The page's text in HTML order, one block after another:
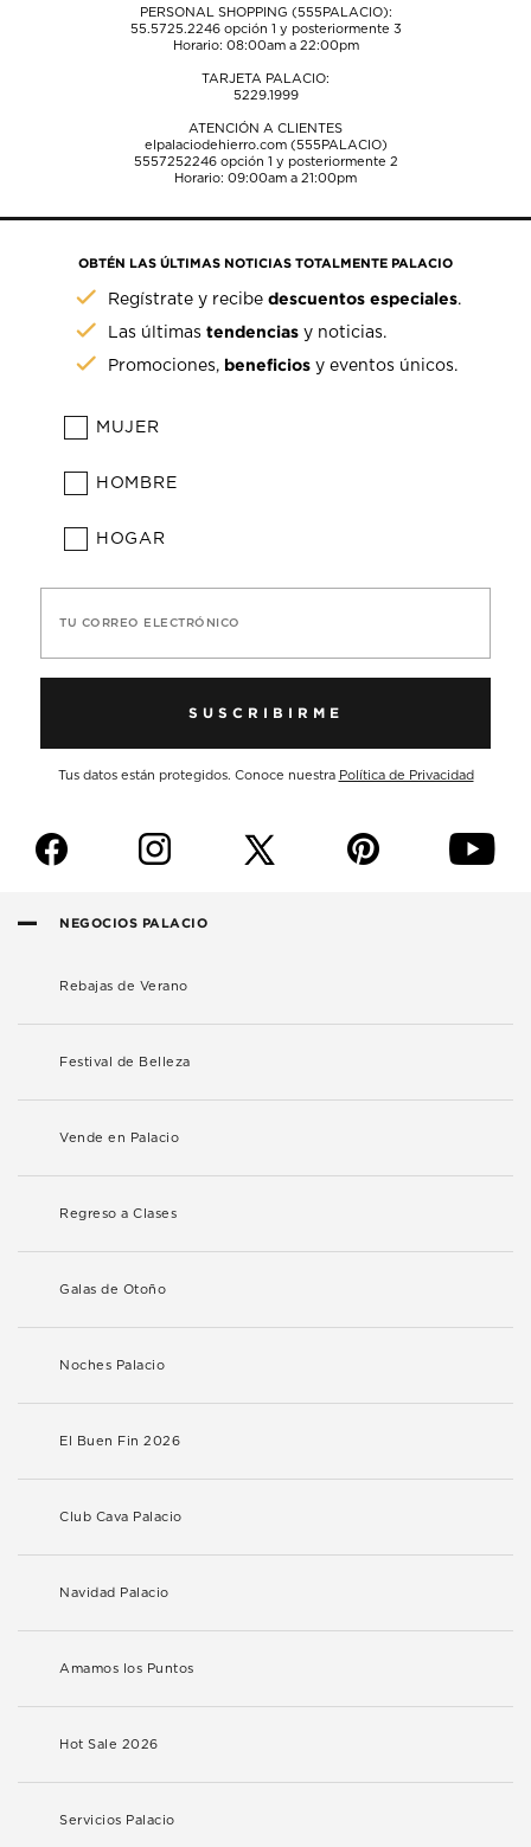
PERSONAL SHOPPING (555PALACIO):
55.5725.2246opción 1 y posteriormente 3
Horario: 08:00am a 22:00pm
TARJETA PALACIO:
5229.1999
ATENCIÓN A CLIENTES
elpalaciodehierro.com (555PALACIO)
5557252246opción 1 y posteriormente 2
Horario: 09:00am a 21:00pm
OBTÉN LAS ÚLTIMAS NOTICIAS TOTALMENTE PALACIO
Regístrate y recibedescuentos especiales.
Las últimastendencias y noticias.
Promociones, beneficios y eventos únicos.
MUJER
HOMBRE
HOGAR
TU CORREO ELECTRÓNICO
SUSCRIBIRME
Tus datos están protegidos. Conoce nuestra Política de Privacidad
f i p y
NEGOCIOS PALACIO
Rebajas de Verano
Festival de Belleza
Vende en Palacio
Regreso a Clases
Galas de Otoño
Noches Palacio
El Buen Fin 2026
Club Cava Palacio
Navidad Palacio
Amamos los Puntos
Hot Sale 2026
Servicios Palacio